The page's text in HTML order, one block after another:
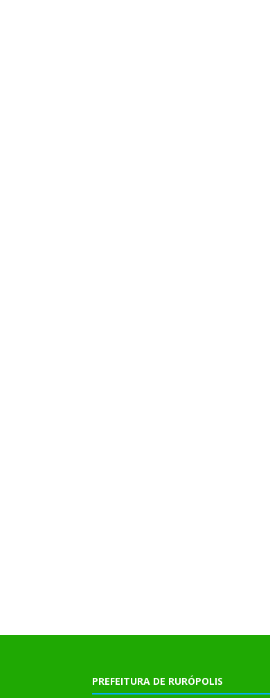
PREFEITURA DE RURÓPOLIS